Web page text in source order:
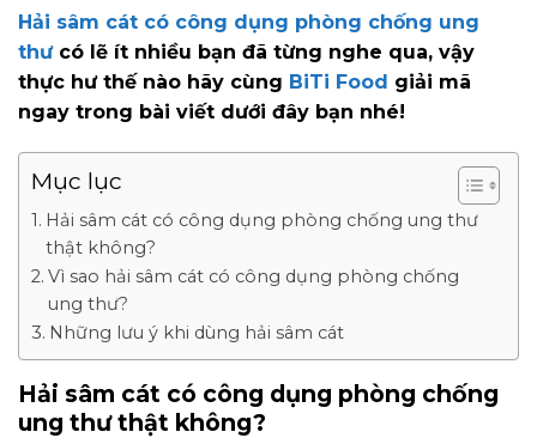
Hải sâm cát có công dụng phòng chống ung
thưcó lẽ ít nhiều bạn đã từng nghe qua, vậy
thực hư thế nào hãy cùng BiTi Food giải mã
ngay trong bài viết dưới đây bạn nhé!
Mục lục
Hải sâm cát có công dụng phòng chống ung thư
thật không?
Vì sao hải sâm cát có công dụng phòng chống
ung thư?
Những lưu ý khi dùng hải sâm cát
Hải sâm cát có công dụng phòng chống
ung thư thật không?